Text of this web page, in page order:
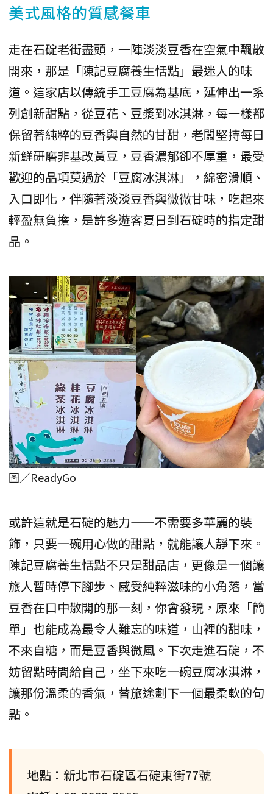
美式風格的質感餐車
走在石碇老街盡頭，一陣淡淡豆香在空氣中飄散
開來，那是「陳記豆腐養生恬點」最迷人的味
道。這家店以傳統手工豆腐為基底，延伸出一系
列創新甜點，從豆花、豆漿到冰淇淋，每一樣都
保留著純粹的豆香與自然的甘甜，老闆堅持每日
新鮮研磨非基改黃豆，豆香濃郁卻不厚重，最受
歡迎的品項莫過於「豆腐冰淇淋」，綿密滑順、
入口即化，伴隨著淡淡豆香與微微甘味，吃起來
輕盈無負擔，是許多遊客夏日到石碇時的指定甜
品。
圖／ReadyGo
或許這就是石碇的魅力——不需要多華麗的裝
飾，只要一碗用心做的甜點，就能讓人靜下來。
陳記豆腐養生恬點不只是甜品店，更像是一個讓
旅人暫時停下腳步、感受純粹滋味的小角落，當
豆香在口中散開的那一刻，你會發現，原來「簡
單」也能成為最令人難忘的味道，山裡的甜味，
不來自糖，而是豆香與微風。下次走進石碇，不
妨留點時間給自己，坐下來吃一碗豆腐冰淇淋，
讓那份溫柔的香氣，替旅途劃下一個最柔軟的句
點。
地點：新北市石碇區石碇東街77號